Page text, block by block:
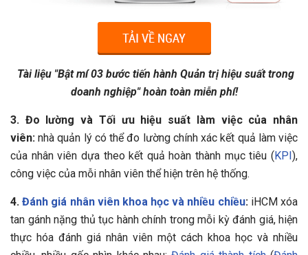
Tài liệu "Bật mí 03 bước tiến hành Quản trị hiệu suất trong
doanh nghiệp" hoàn toàn miễn phí!
3. Đo lường và Tối ưu hiệu suất làm việc của nhân
viên:nhà quản lý có thể đo lường chính xác kết quả làm việc
của nhân viên dựa theo kết quả hoàn thành mục tiêu ( KPI ),
công việc của mỗi nhân viên thể hiện trên hệ thống.
4.Đánh giá nhân viên khoa học và nhiều chiều: iHCM xóa
tan gánh nặng thủ tục hành chính trong mỗi kỳ đánh giá, hiện
thực hóa đánh giá nhân viên một cách khoa học và nhiều